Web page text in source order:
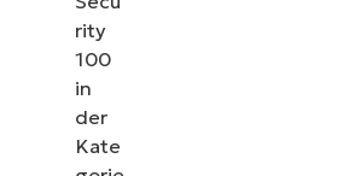
rity
100
in
der
Kate